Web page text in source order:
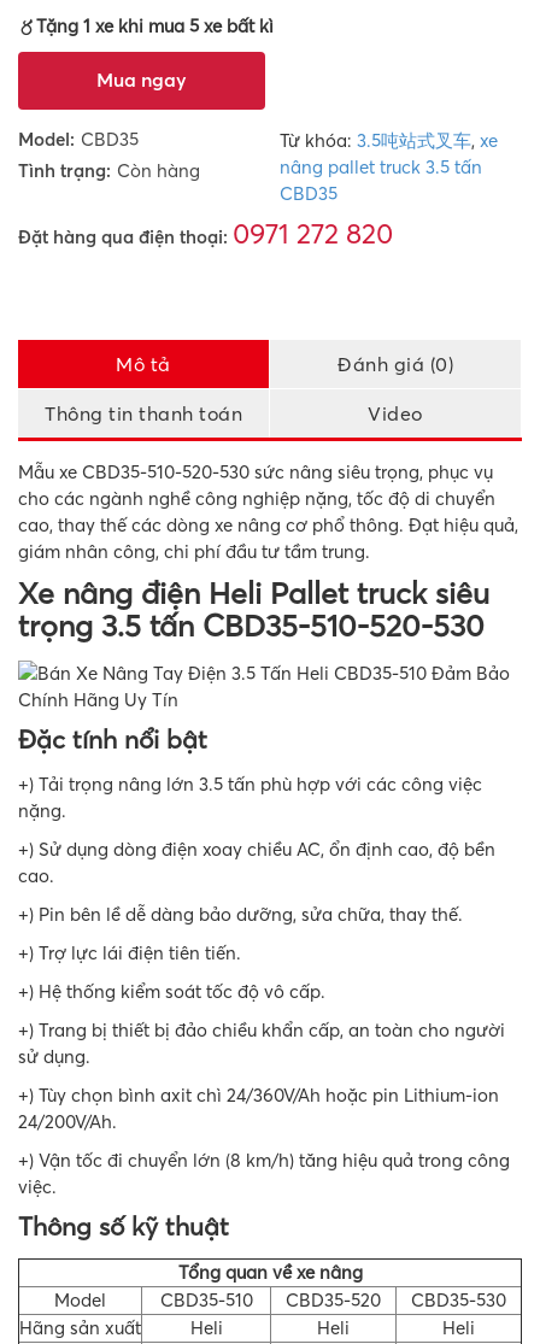
〥Tặng 1 xe khi mua 5 xe bất kì
Mua ngay
Model: CBD35
Tình trạng: Còn hàng
Từ khóa:3.5吨站式叉车,xe
nâng pallet truck 3.5 tấn
CBD35
Đặt hàng qua điện thoại: 0971 272 820
Mô tả Đánh giá (0)
Thông tin thanh toán Video
Mẫu xe CBD35-510-520-530 sức nâng siêu trọng, phục vụ
cho các ngành nghề công nghiệp nặng, tốc độ di chuyển
cao, thay thế các dòng xe nâng cơ phổ thông. Đạt hiệu quả,
giám nhân công, chi phí đầu tư tầm trung.
Xe nâng điện Heli Pallet truck siêu
trọng 3.5 tấn CBD35-510-520-530
Đặc tính nổi bật
+) Tải trọng nâng lớn 3.5 tấn phù hợp với các công việc
nặng.
+) Sử dụng dòng điện xoay chiều AC, ổn định cao, độ bền
cao.
+) Pin bên lề dễ dàng bảo dưỡng, sửa chữa, thay thế.
+) Trợ lực lái điện tiên tiến.
+) Hệ thống kiểm soát tốc độ vô cấp.
+) Trang bị thiết bị đảo chiều khẩn cấp, an toàn cho người
sử dụng.
+) Tùy chọn bình axit chì 24/360V/Ah hoặc pin Lithium-ion
24/200V/Ah.
+) Vận tốc đi chuyển lớn (8 km/h) tăng hiệu quả trong công
việc.
Thông số kỹ thuật
Tổng quan về xe nâng
Model
CBD35-510 CBD35-520
CBD35-530
Hãng sản xuất
Heli Heli
Heli